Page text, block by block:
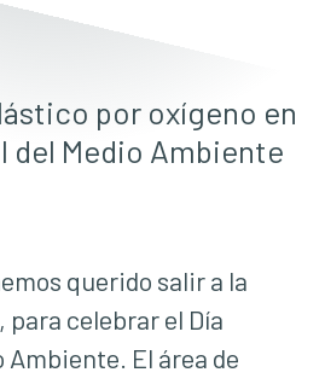
por oxígeno en
del Medio Ambiente
querido salir a la
para celebrar el Día
Ambiente. El área de